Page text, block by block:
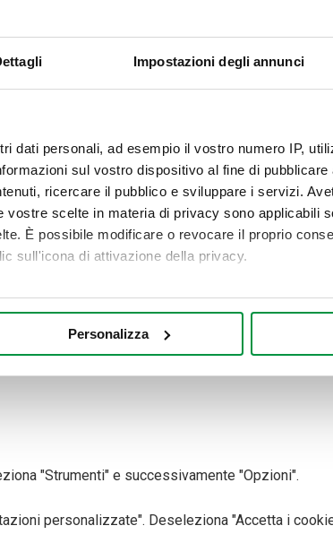
Impostazioni degli annunci
dati personali, ad esempio il vostro numero IP,
sul vostro dispositivo al fine di pubblicare
ricercare il pubblico e sviluppare i servizi.
scelte in materia di privacy sono applicabili
È possibile modificare o revocare il proprio
sull'icona di attivazione della privacy.
attivamente alla ricerca di caratteristiche
ed annunci, per fornire funzionalità dei social
sul modo in cui utilizza il nostro sito con i
i quali potrebbero combinarle con altre
servizi.
Personalizza
gestore del sito sul quale l'utente sta
generati dal server) che consentono una
o scaricati ecc., ne è un esempio
Google Analytics, è possibile utilizzare un
dal pulsante "Mi piace" di Facebook, sono
e la relativa terza parte. Alcuni inserzionisti
molto semplice. Attenzione: disattivando i
"Strumenti" e successivamente "Opzioni".
personalizzate". Deseleziona "Accetta i